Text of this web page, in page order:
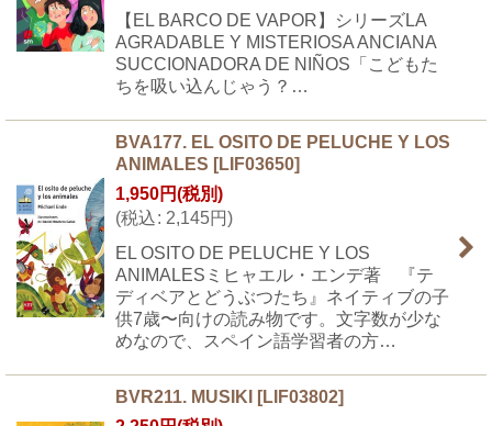
【EL BARCO DE VAPOR】シリーズLA
AGRADABLE Y MISTERIOSA ANCIANA
SUCCIONADORA DE NIÑOS「こどもた
ちを吸い込んじゃう？…
BVA177. EL OSITO DE PELUCHE Y LOS
ANIMALES [LIF03650]
1,950円(税別)
(税込: 2,145円)
EL OSITO DE PELUCHE Y LOS
ANIMALESミヒャエル・エンデ著 『テ
ディベアとどうぶつたち』ネイティブの子
供7歳〜向けの読み物です。文字数が少な
めなので、スペイン語学習者の方…
BVR211. MUSIKI [LIF03802]